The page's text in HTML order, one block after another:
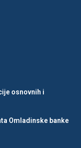
osnovnih i
Omladinske banke